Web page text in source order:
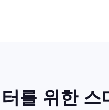
를 위한 스